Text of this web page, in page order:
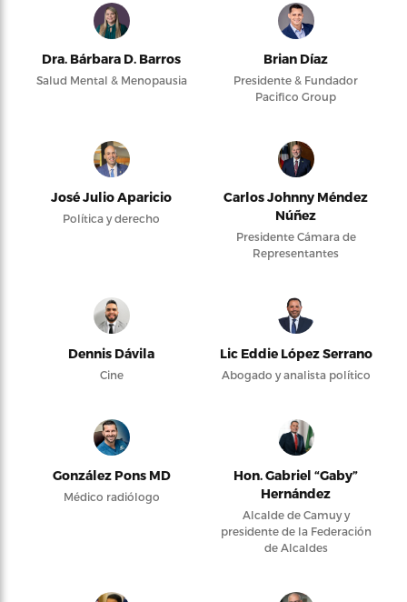
Dra. Bárbara D. Barros
Salud Mental & Menopausia
Brian Díaz
Presidente & Fundador
Pacifico Group
José Julio Aparicio
Política y derecho
Carlos Johnny Méndez
Núñez
Presidente Cámara de
Representantes
Dennis Dávila
Cine
Lic Eddie López Serrano
Abogado y analista político
González Pons MD
Médico radiólogo
Hon. Gabriel “Gaby”
Hernández
Alcalde de Camuy y
presidente de la Federación
de Alcaldes